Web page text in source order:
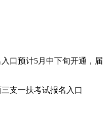
口预计5月中下旬开通，届
支一扶考试报名入口